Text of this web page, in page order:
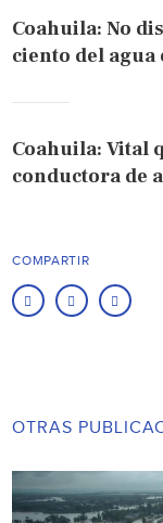
Coahuila: No
ciento del
Coahuila: Vital
conductora de
COMPARTIR
OTRAS